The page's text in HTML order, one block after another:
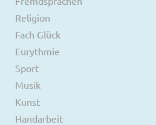
Religion
Fach Glück
Eurythmie
Sport
Musik
Kunst
Handarbeit